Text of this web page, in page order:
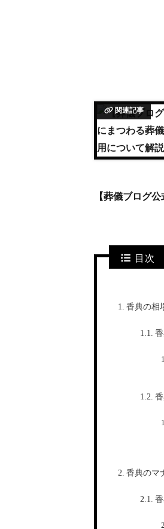
関連記事
【葬儀ブログ
目次
香典の相
香典のマ